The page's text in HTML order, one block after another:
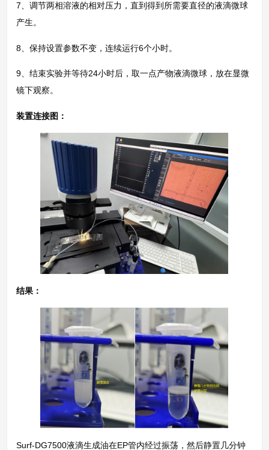
7、调节两相溶液的相对压力，直到得到所需要直径的液滴微球
产生。
8、保持设置参数不变，连续运行6个小时。
9、结束实验并等待24小时后，取一点产物液滴微球，放在显微
镜下观察。
装置连接图：
结果：
Surf-DG7500液滴生成油在EP管内经过振荡，然后静置几分钟